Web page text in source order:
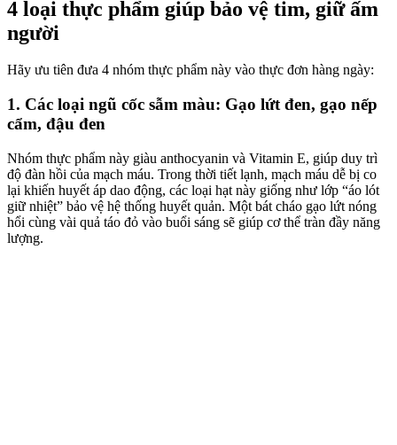
4 loại thực phẩm giúp bảo vệ tim, giữ ấm
người
Hãy ưu tiên đưa 4 nhóm thực phẩm này vào thực đơn hàng ngày:
1. Các loại ngũ cốc sẫm màu: Gạo lứt đen, gạo nếp
cẩm, đậu đen
Nhóm thực phẩm này giàu anthocyanin và Vitamin E, giúp duy trì
độ đàn hồi của mạch máu. Trong thời tiết lạnh, mạch máu dễ bị co
lại khiến huyết áp dao động, các loại hạt này giống như lớp “áo lót
giữ nhiệt” bảo vệ hệ thống huyết quản. Một bát cháo gạo lứt nóng
hổi cùng vài quả táo đỏ vào buổi sáng sẽ giúp cơ thể tràn đầy năng
lượng.